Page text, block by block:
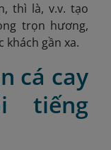
thì là, v.v. tạo
trọn hương,
gần xa.
cá cay
tiếng